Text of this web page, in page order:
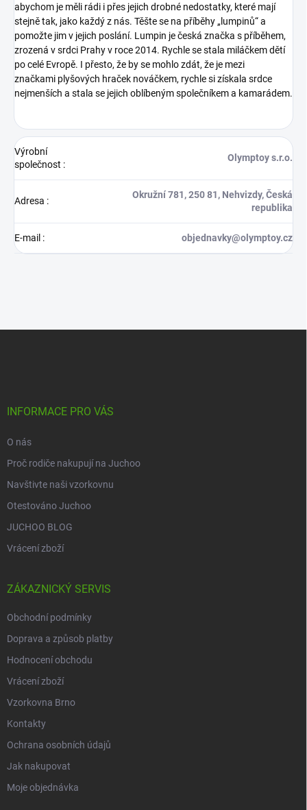
abychom je měli rádi i přes jejich drobné nedostatky, které mají
stejně tak, jako každý z nás. Těšte se na příběhy „lumpinů“ a
pomožte jim v jejich poslání. Lumpin je česká značka s příběhem,
zrozená v srdci Prahy v roce 2014. Rychle se stala miláčkem dětí
po celé Evropě. I přesto, že by se mohlo zdát, že je mezi
značkami plyšových hraček nováčkem, rychle si získala srdce
nejmenších a stala se jejich oblíbeným společníkem a kamarádem.
Výrobní
společnost :
Olymptoy s.r.o.
Adresa :
Okružní 781, 250 81, Nehvizdy, Česká
republika
E-mail : objednavky@olymptoy.cz
INFORMACE PRO VÁS
O nás
Proč rodiče nakupují na Juchoo
Navštivte naši vzorkovnu
Otestováno Juchoo
JUCHOO BLOG
Vrácení zboží
ZÁKAZNICKÝ SERVIS
Obchodní podmínky
Doprava a způsob platby
Hodnocení obchodu
Vrácení zboží
Vzorkovna Brno
Kontakty
Ochrana osobních údajů
Jak nakupovat
Moje objednávka